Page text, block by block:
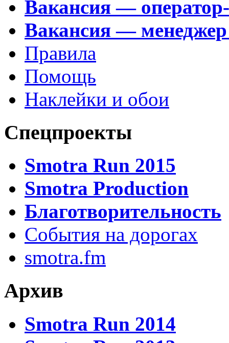
Вакансия —
Вакансия —
Правила
Помощь
Наклейки и обои
Спецпроекты
Smotra Run 2015
Smotra Production
Благотворительность
События на дорогах
smotra.fm
Архив
Smotra Run 2014